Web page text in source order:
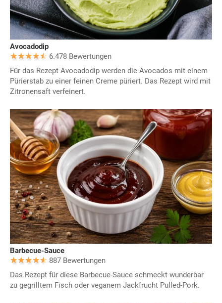
Avocadodip
6.478 Bewertungen
Für das Rezept Avocadodip werden die Avocados mit einem
Pürierstab zu einer feinen Creme püriert. Das Rezept wird mit
Zitronensaft verfeinert.
Barbecue-Sauce
887 Bewertungen
Das Rezept für diese Barbecue-Sauce schmeckt wunderbar
zu gegrilltem Fisch oder veganem Jackfrucht Pulled-Pork.